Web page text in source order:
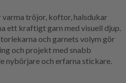
tröjor, koftor, halsdukar
ett kraftigt garn med visuell djup.
och garnets volym gör
och projekt med snabb
och erfarna stickare.